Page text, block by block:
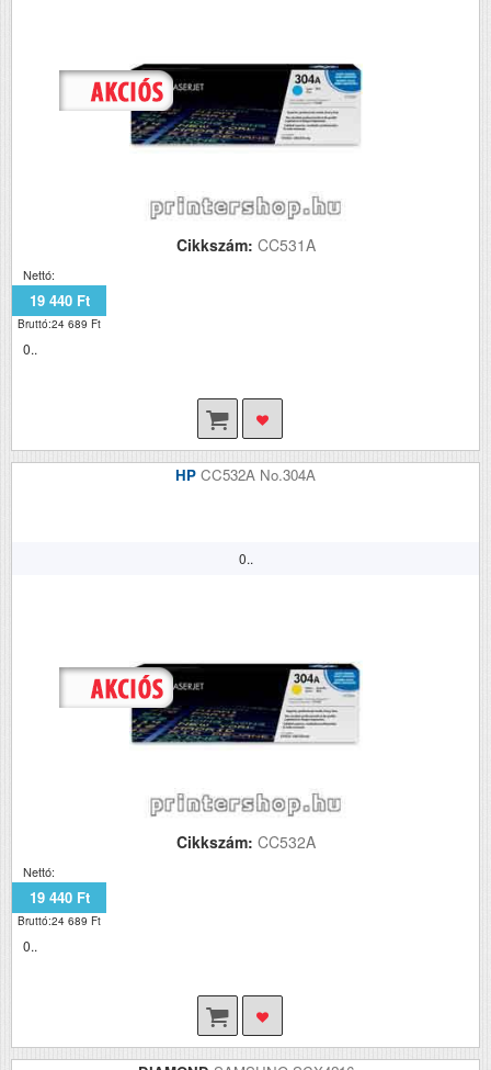
Cikkszám: CC531A
Nettó:
19 440 Ft
Bruttó:24 689 Ft
0..
HP CC532A No.304A
0..
Cikkszám: CC532A
Nettó:
19 440 Ft
Bruttó:24 689 Ft
0..